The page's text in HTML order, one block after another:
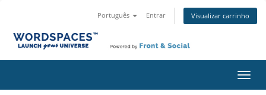
Português Entrar Visualizar carrinho